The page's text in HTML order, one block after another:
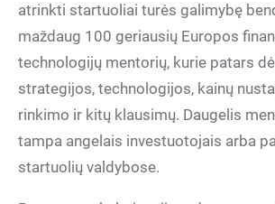
atrinkti startuoliai turės galimybę
maždaug 100 geriausių Europos
technologijų mentorių, kurie patars
strategijos, technologijos, kainų
rinkimo ir kitų klausimų. Daugelis
tampa angelais investuotojais arba
startuolių valdybose.